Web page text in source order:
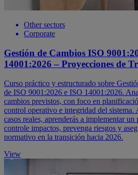
Other sectors
Corporate
Gestión de Cambios ISO
14001:2026 – Proyecciones de
Curso práctico y estructurado sobre
de ISO 9001:2026 e ISO 14001:2026.
cambios previstos, con foco en
control operativo e integridad del sistema.
casos reales, aprenderás a implementar
controle impactos, prevenga riesgos y
normativo en la transición hacia 2026.
View